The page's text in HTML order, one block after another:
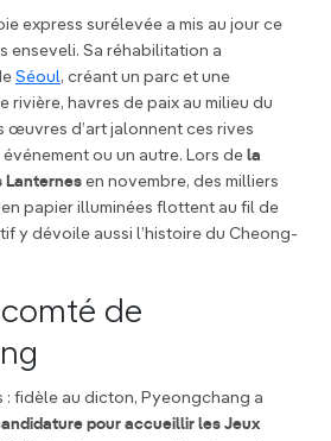
express surélevée a mis au jour ce
enseveli. Sa réhabilitation a
Séoul, créant un parc et une
rivière, havres de paix au milieu du
œuvres d’art jalonnent ces rives
ou un autre. Lors de la
Lanternes en novembre, des milliers
papier illuminées flottent au fil de
y dévoile aussi l’histoire du Cheong-
de
: fidèle au dicton, Pyeongchang a
pour accueillir les Jeux